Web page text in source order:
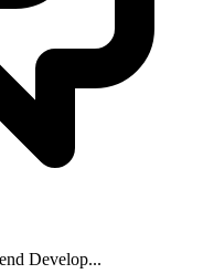
Develop...